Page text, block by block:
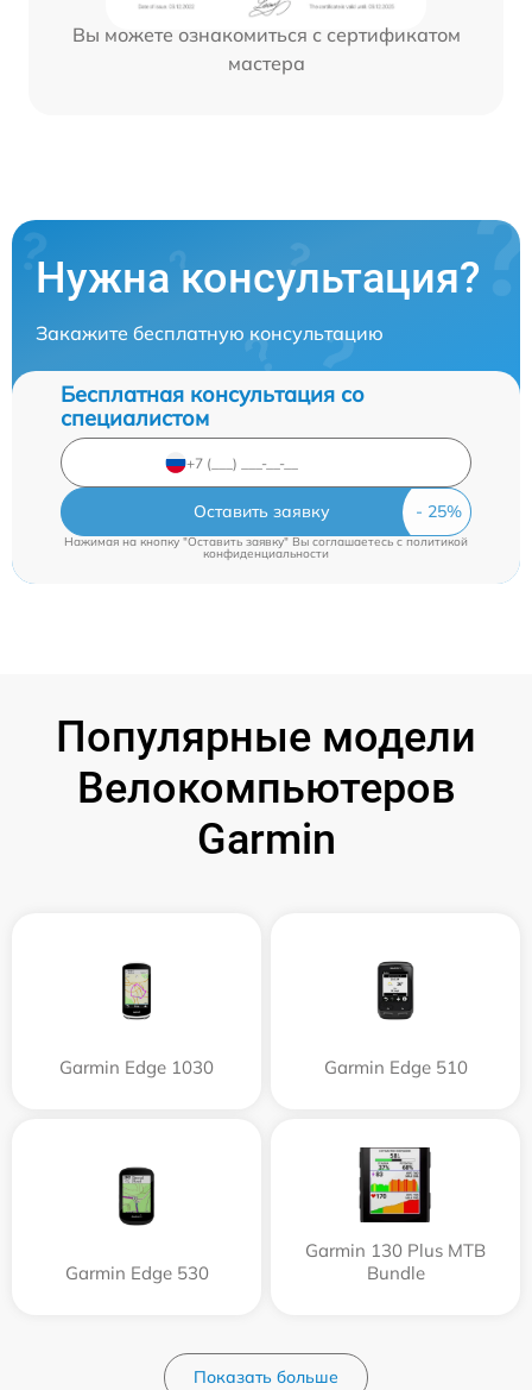
Вы можете ознакомиться с сертификатом
мастера
Нужна консультация?
Закажите бесплатную консультацию
Бесплатная консультация со
специалистом
Оставить заявку
Нажимая на кнопку "Оставить заявку" Вы соглашаетесь cполитикой
конфиденциальности
Популярные модели
Велокомпьютеров
Garmin
Garmin Edge 1030 Garmin Edge 510
Garmin Edge 530
Garmin 130 Plus MTB
Bundle
Показать больше